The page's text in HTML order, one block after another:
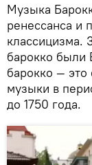
Музыка
ренессанса и
классицизма.
барокко были
барокко — это
музыки в
до 1750 года.